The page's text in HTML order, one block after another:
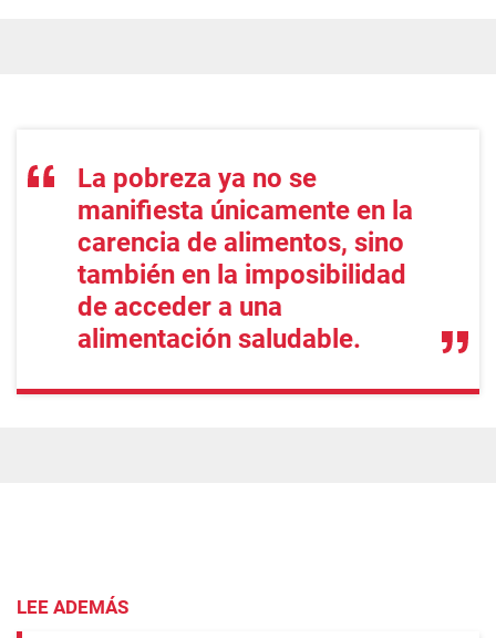
La pobreza ya no se
manifiesta únicamente en la
carencia de alimentos, sino
también en la imposibilidad
de acceder a una
alimentación saludable.
LEE ADEMÁS